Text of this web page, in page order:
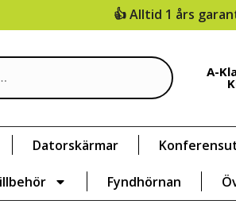
👍 Alltid 1 års
A-
Datorskärmar
Fyndhörnan